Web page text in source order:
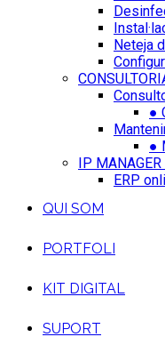
Neteja
●
●
IP
ERP
QUI SOM
PORTFOLI
KIT DIGITAL
SUPORT